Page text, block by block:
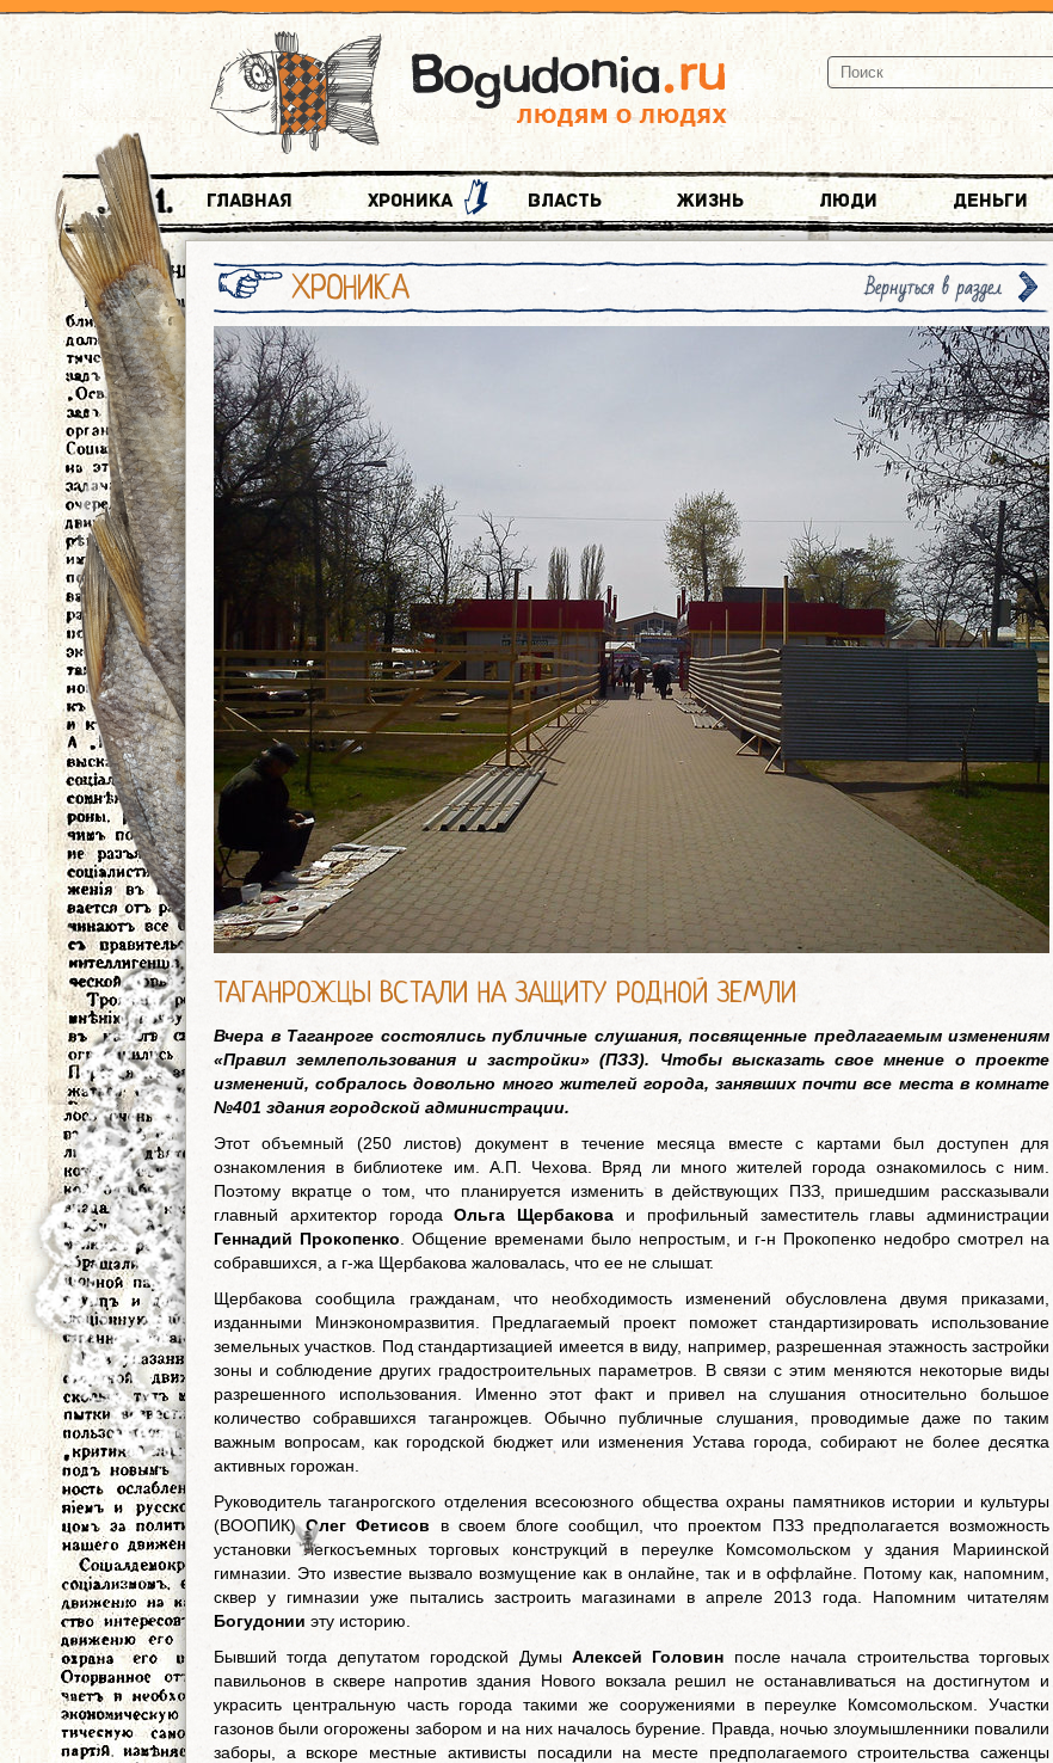
Главная Хроника Власть Жизнь Люди Деньги
ХРОНИКА Вернуться в раздел
ТАГАНРОЖЦЫ ВСТАЛИ НА ЗАЩИТУ РОДНОЙ ЗЕМЛИ
Вчера в Таганроге состоялись публичные слушания, посвященные предлагаемым изменениям
«Правил землепользования и застройки» (ПЗЗ). Чтобы высказать свое мнение о проекте
изменений, собралось довольно много жителей города, занявших почти все места в комнате
№401 здания городской администрации.
Этот объемный (250 листов) документ в течение месяца вместе с картами был доступен для
ознакомления в библиотеке им. А.П. Чехова. Вряд ли много жителей города ознакомилось с ним.
Поэтому вкратце о том, что планируется изменить в действующих ПЗЗ, пришедшим рассказывали
главный архитектор городаОльга Щербакова и профильный заместитель главы администрации
Геннадий Прокопенко . Общение временами было непростым, и г-н Прокопенко недобро смотрел на
собравшихся, а г-жа Щербакова жаловалась, что ее не слышат.
Щербакова сообщила гражданам, что необходимость изменений обусловлена двумя приказами,
изданными Минэкономразвития. Предлагаемый проект поможет стандартизировать использование
земельных участков. Под стандартизацией имеется в виду, например, разрешенная этажность застройки
зоны и соблюдение других градостроительных параметров. В связи с этим меняются некоторые виды
разрешенного использования. Именно этот факт и привел на слушания относительно большое
количество собравшихся таганрожцев. Обычно публичные слушания, проводимые даже по таким
важным вопросам, как городской бюджет или изменения Устава города, собирают не более десятка
активных горожан.
Руководитель таганрогского отделения всесоюзного общества охраны памятников истории и культуры
(ВООПИК)Олег Фетисов в своем блоге сообщил, что проектом ПЗЗ предполагается возможность
установки легкосъемных торговых конструкций в переулке Комсомольском у здания Мариинской
гимназии. Это известие вызвало возмущение как в онлайне, так и в оффлайне. Потому как, напомним,
сквер у гимназии уже пытались застроить магазинами в апреле 2013 года. Напомним читателям
Богудонии эту историю.
Бывший тогда депутатом городской ДумыАлексей Головин после начала строительства торговых
павильонов в сквере напротив здания Нового вокзала решил не останавливаться на достигнутом и
украсить центральную часть города такими же сооружениями в переулке Комсомольском. Участки
газонов были огорожены забором и на них началось бурение. Правда, ночью злоумышленники повалили
заборы, а вскоре местные активисты посадили на месте предполагаемого строительства саженцы